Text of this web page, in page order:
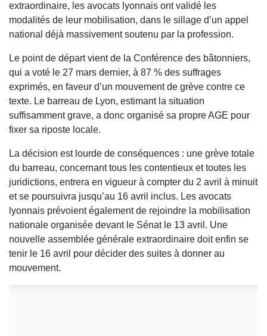
extraordinaire, les avocats lyonnais ont validé les
modalités de leur mobilisation, dans le sillage d’un appel
national déjà massivement soutenu par la profession.
Le point de départ vient de la Conférence des bâtonniers,
qui a voté le 27 mars dernier, à 87 % des suffrages
exprimés, en faveur d’un mouvement de grève contre ce
texte. Le barreau de Lyon, estimant la situation
suffisamment grave, a donc organisé sa propre AGE pour
fixer sa riposte locale.
La décision est lourde de conséquences : une grève totale
du barreau, concernant tous les contentieux et toutes les
juridictions, entrera en vigueur à compter du 2 avril à minuit
et se poursuivra jusqu’au 16 avril inclus. Les avocats
lyonnais prévoient également de rejoindre la mobilisation
nationale organisée devant le Sénat le 13 avril. Une
nouvelle assemblée générale extraordinaire doit enfin se
tenir le 16 avril pour décider des suites à donner au
mouvement.